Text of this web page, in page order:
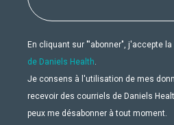
En cliquant sur "'abonner", j'accepte la
de Daniels Health
Je consens à l'utilisation de mes
recevoir des courriels de Daniels
peux me désabonner à tout moment.